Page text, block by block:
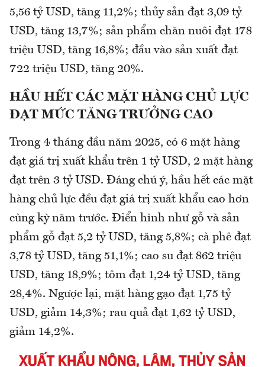
5,56 tỷ USD, tăng 11,2%; thủy sản đạt 3,09 tỷ
USD, tăng 13,7%; sản phẩm chăn nuôi đạt 178
triệu USD, tăng 16,8%; đầu vào sản xuất đạt
722 triệu USD, tăng 20%.
HẦU HẾT CÁC MẶT HÀNG CHỦ LỰC
ĐẠT MỨC TĂNG TRƯỞNG CAO
Trong 4 tháng đầu năm 2025, có 6 mặt hàng
đạt giá trị xuất khẩu trên 1 tỷ USD, 2 mặt hàng
đạt trên 3 tỷ USD. Đáng chú ý, hầu hết các mặt
hàng chủ lực đều đạt giá trị xuất khẩu cao hơn
cùng kỳ năm trước. Điển hình như gỗ và sản
phẩm gỗ đạt 5,2 tỷ USD, tăng 5,8%; cà phê đạt
3,78 tỷ USD, tăng 51,1%; cao su đạt 862 triệu
USD, tăng 18,9%; tôm đạt 1,24 tỷ USD, tăng
28,4%. Ngược lại, mặt hàng gạo đạt 1,75 tỷ
USD, giảm 14,3%; rau quả đạt 1,62 tỷ USD,
giảm 14,2%.